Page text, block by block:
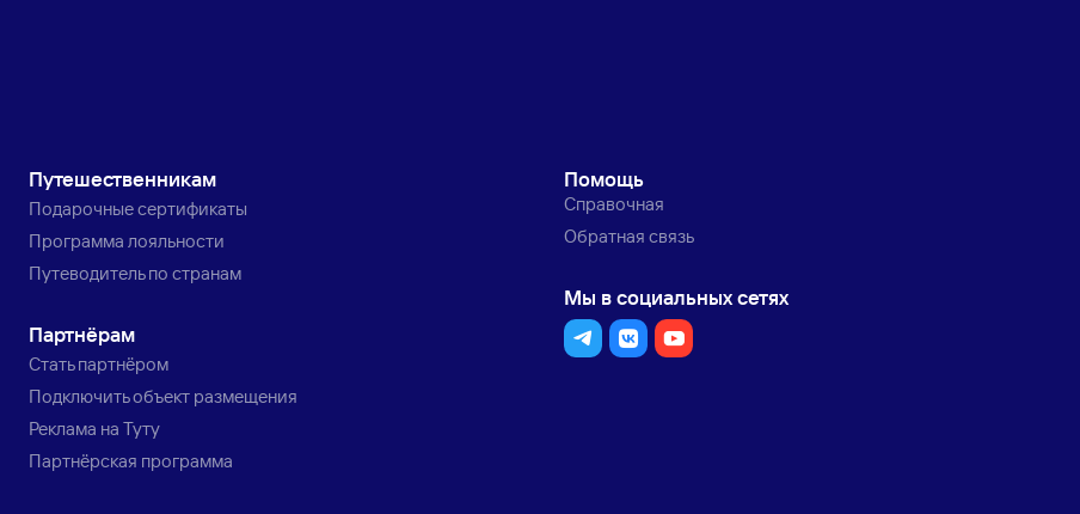
Путешественникам
Подарочные сертификаты
Программа лояльности
Путеводитель по странам
Партнёрам
Стать партнёром
Подключить объект размещения
Реклама на Туту
Партнёрская программа
Помощь
Справочная
Обратная связь
Мы в социальных сетях